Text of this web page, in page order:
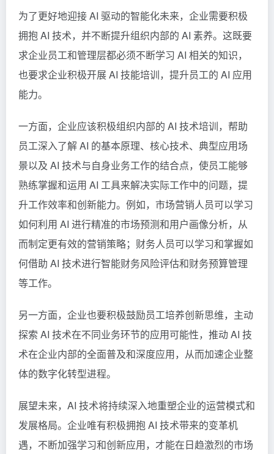
为了更好地迎接 AI 驱动的智能化未来，企业需要积极
拥抱 AI 技术，并不断提升组织内部的 AI 素养。这既要
求企业员工和管理层都必须不断学习 AI 相关的知识，
也要求企业积极开展 AI 技能培训，提升员工的 AI 应用
能力。
一方面，企业应该积极组织内部的 AI 技术培训，帮助
员工深入了解 AI 的基本原理、核心技术、典型应用场
景以及 AI 技术与自身业务工作的结合点，使员工能够
熟练掌握和运用 AI 工具来解决实际工作中的问题，提
升工作效率和创新能力。例如，市场营销人员可以学习
如何利用 AI 进行精准的市场预测和用户画像分析，从
而制定更有效的营销策略；财务人员可以学习和掌握如
何借助 AI 技术进行智能财务风险评估和财务预算管理
等工作。
另一方面，企业也要积极鼓励员工培养创新思维，主动
探索 AI 技术在不同业务环节的应用可能性，推动 AI 技
术在企业内部的全面普及和深度应用，从而加速企业整
体的数字化转型进程。
展望未来，AI 技术将持续深入地重塑企业的运营模式和
发展格局。企业唯有积极拥抱 AI 技术带来的变革机
遇，不断加强学习和创新应用，才能在日趋激烈的市场